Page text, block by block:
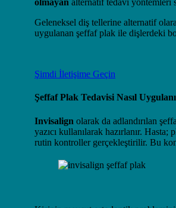
olmayan alternatif tedavi yöntemleri
Geleneksel diş tellerine alternatif
uygulanan şeffaf plak ile dişlerdeki
Şimdi İletişime Geçin
Şeffaf Plak Tedavisi Nasıl
Invisalign olarak da adlandırılan
yazıcı kullanılarak hazırlanır.
rutin kontroller gerçekleştirilir. Bu